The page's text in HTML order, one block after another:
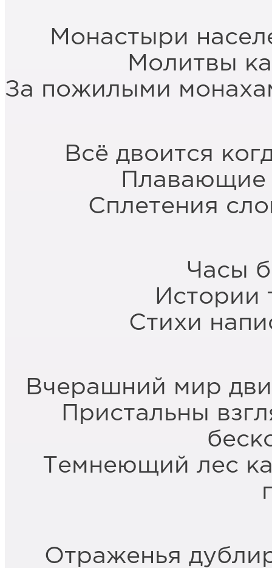
Монастыри
Молитвы
За пожилыми
Всё двоится
Сплетения
Часы
Истории
Стихи
Вчерашний мир
Пристальны
Темнеющий лес
Отраженья